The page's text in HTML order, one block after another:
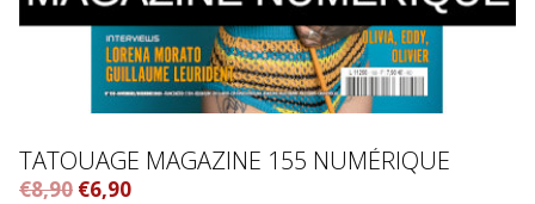
TATOUAGE MAGAZINE 155 NUMÉRIQUE
€8,90 €6,90